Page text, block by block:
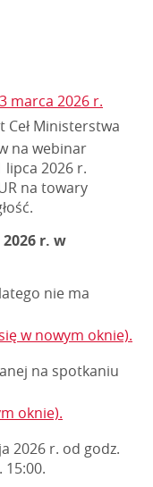
marca 2026 r.
Ceł Ministerstwa
na webinar
lipca 2026 r.
na towary
r. w
nie ma
w nowym oknie).
na spotkaniu
oknie).
2026 r. od godz.
15:00.